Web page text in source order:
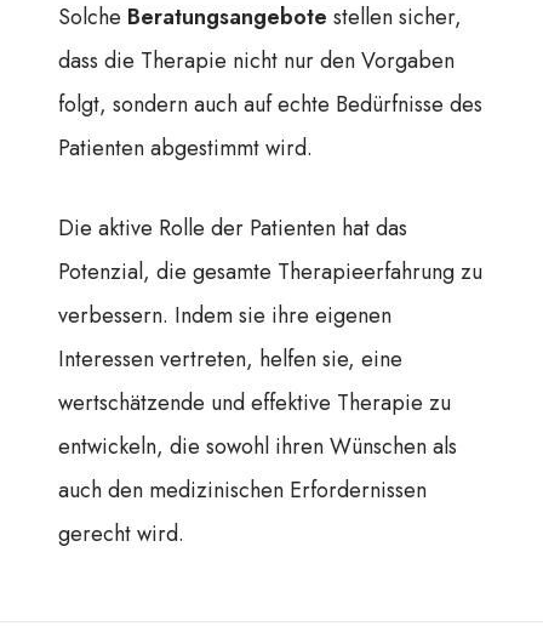
Solche Beratungsangebote stellen sicher,
dass die Therapie nicht nur den Vorgaben
folgt, sondern auch auf echte Bedürfnisse des
Patienten abgestimmt wird.
Die aktive Rolle der Patienten hat das
Potenzial, die gesamte Therapieerfahrung zu
verbessern. Indem sie ihre eigenen
Interessen vertreten, helfen sie, eine
wertschätzende und effektive Therapie zu
entwickeln, die sowohl ihren Wünschen als
auch den medizinischen Erfordernissen
gerecht wird.